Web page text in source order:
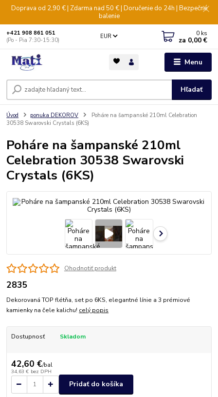
Doprava od 2,90 € | Zdarma nad 50 € | Doručenie do 24h | Bezpečné
balenie
Menu
EUR
Hľadať
+421 908 861 051
(Po - Pia 7:30-15:30)
0 ks
za 0,00 €
Úvod ponuka DEKOROV
Poháre na šampanské 210ml Celebration
30538 Swarovski Crystals (6KS)
Poháre na šampanské 210ml
Celebration 30538 Swarovski
Crystals (6KS)
Ohodnotiť produkt
2835
Dekorovaná TOP flétňa, set po 6KS, elegantné línie a 3 prémiové
kamienky na čele kalichu! celý popis
Dostupnosť Skladom
42,60 €/bal
34,63 € bez DPH
Pridať do košíka